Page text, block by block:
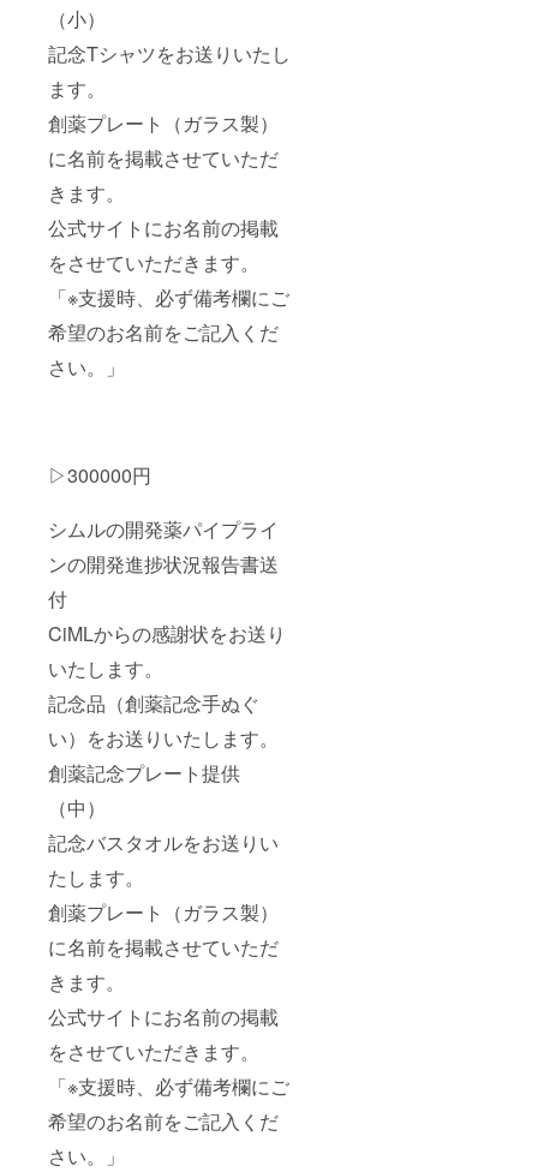
（小）
記念Tシャツをお送りいたし
ます。
創薬プレート（ガラス製）
に名前を掲載させていただ
きます。
公式サイトにお名前の掲載
をさせていただきます。
「※支援時、必ず備考欄にご
希望のお名前をご記入くだ
さい。」
▷300000円
シムルの開発薬パイプライ
ンの開発進捗状況報告書送
付
CiMLからの感謝状をお送り
いたします。
記念品（創薬記念手ぬぐ
い）をお送りいたします。
創薬記念プレート提供
（中）
記念バスタオルをお送りい
たします。
創薬プレート（ガラス製）
に名前を掲載させていただ
きます。
公式サイトにお名前の掲載
をさせていただきます。
「※支援時、必ず備考欄にご
希望のお名前をご記入くだ
さい。」